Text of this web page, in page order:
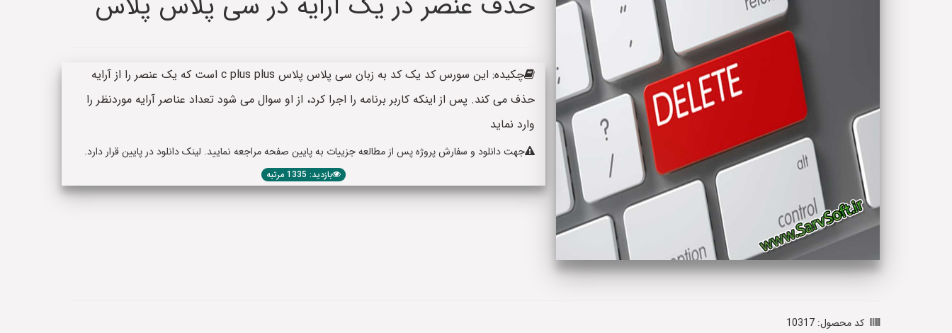
چکیده: این سورس کد یک کد به زبان سی پلاس پلاس c plus plus است که یک عنصر را از آرایه
حذف می کند. پس از اینکه کاربر برنامه را اجرا کرد، از او سوال می شود تعداد عناصر آرایه موردنظر را
وارد نماید
جهت دانلود و سفارش پروژه پس از مطالعه جزییات به پایین صفحه مراجعه نمایید. لینک دانلود در پایین قرار دارد.
بازدید: 1335 مرتبه
کد محصول: 10317